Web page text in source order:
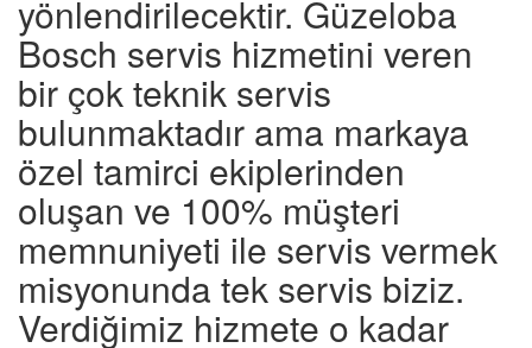
yönlendirilecektir. Güzeloba
Bosch servis hizmetini veren
bir çok teknik servis
bulunmaktadır ama markaya
özel tamirci ekiplerinden
oluşan ve 100% müşteri
memnuniyeti ile servis vermek
misyonunda tek servis biziz.
Verdiğimiz hizmete o kadar